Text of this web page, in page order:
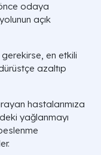
odaya
açık
en etkili
azaltıp
hastalarımıza
yağlanmayı